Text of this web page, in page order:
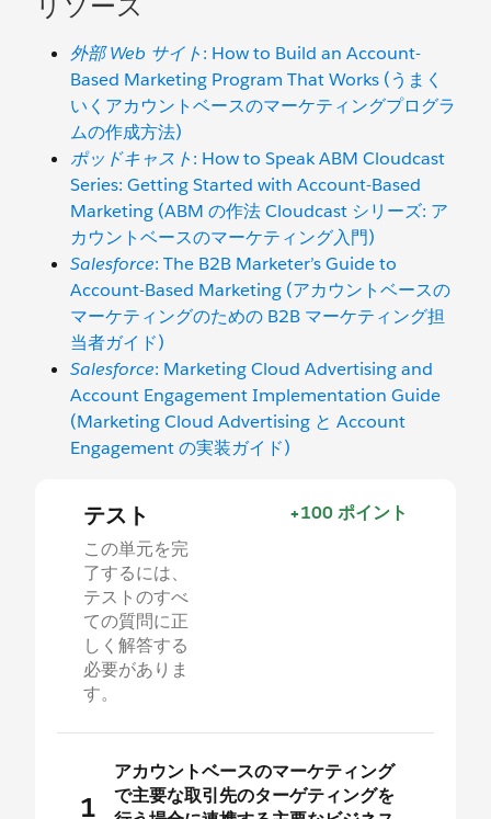
外部 Web サイト: How to Build an Account-
Based Marketing Program That Works (うまく
いくアカウントベースのマーケティングプログラ
ムの作成方法)
ポッドキャスト: How to Speak ABM Cloudcast
Series: Getting Started with Account-Based
Marketing (ABM の作法 Cloudcast シリーズ: ア
カウントベースのマーケティング入門)
Salesforce: The B2B Marketer’s Guide to
Account-Based Marketing (アカウントベースの
マーケティングのための B2B マーケティング担
当者ガイド)
Salesforce: Marketing Cloud Advertising and
Account Engagement Implementation Guide
(Marketing Cloud Advertising と Account
Engagement の実装ガイド)